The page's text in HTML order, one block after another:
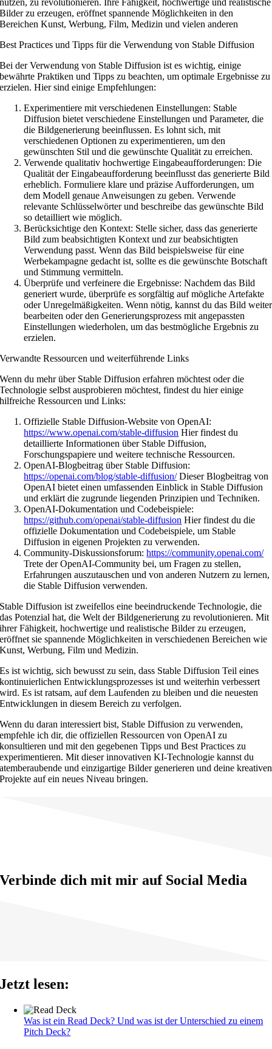
nutzen, zu revolutionieren. Ihre Fähigkeit, hochwertige und realistische
Bilder zu erzeugen, eröffnet spannende Möglichkeiten in den
Bereichen Kunst, Werbung, Film, Medizin und vielen anderen
Best Practices und Tipps für die Verwendung von Stable Diffusion
Bei der Verwendung von Stable Diffusion ist es wichtig, einige
bewährte Praktiken und Tipps zu beachten, um optimale Ergebnisse zu
erzielen. Hier sind einige Empfehlungen:
Experimentiere mit verschiedenen Einstellungen: Stable
Diffusion bietet verschiedene Einstellungen und Parameter, die
die Bildgenerierung beeinflussen. Es lohnt sich, mit
verschiedenen Optionen zu experimentieren, um den
gewünschten Stil und die gewünschte Qualität zu erreichen.
Verwende qualitativ hochwertige Eingabeaufforderungen: Die
Qualität der Eingabeaufforderung beeinflusst das generierte Bild
erheblich. Formuliere klare und präzise Aufforderungen, um
dem Modell genaue Anweisungen zu geben. Verwende
relevante Schlüsselwörter und beschreibe das gewünschte Bild
so detailliert wie möglich.
Berücksichtige den Kontext: Stelle sicher, dass das generierte
Bild zum beabsichtigten Kontext und zur beabsichtigten
Verwendung passt. Wenn das Bild beispielsweise für eine
Werbekampagne gedacht ist, sollte es die gewünschte Botschaft
und Stimmung vermitteln.
Überprüfe und verfeinere die Ergebnisse: Nachdem das Bild
generiert wurde, überprüfe es sorgfältig auf mögliche Artefakte
oder Unregelmäßigkeiten. Wenn nötig, kannst du das Bild weiter
bearbeiten oder den Generierungsprozess mit angepassten
Einstellungen wiederholen, um das bestmögliche Ergebnis zu
erzielen.
Verwandte Ressourcen und weiterführende Links
Wenn du mehr über Stable Diffusion erfahren möchtest oder die
Technologie selbst ausprobieren möchtest, findest du hier einige
hilfreiche Ressourcen und Links:
Offizielle Stable Diffusion-Website von OpenAI:
https://www.openai.com/stable-diffusion Hier findest du
detaillierte Informationen über Stable Diffusion,
Forschungspapiere und weitere technische Ressourcen.
OpenAI-Blogbeitrag über Stable Diffusion:
https://openai.com/blog/stable-diffusion/Dieser Blogbeitrag von
OpenAI bietet einen umfassenden Einblick in Stable Diffusion
und erklärt die zugrunde liegenden Prinzipien und Techniken.
OpenAI-Dokumentation und Codebeispiele:
https://github.com/openai/stable-diffusion Hier findest du die
offizielle Dokumentation und Codebeispiele, um Stable
Diffusion in eigenen Projekten zu verwenden.
Community-Diskussionsforum:https://community.openai.com/
Trete der OpenAI-Community bei, um Fragen zu stellen,
Erfahrungen auszutauschen und von anderen Nutzern zu lernen,
die Stable Diffusion verwenden.
Stable Diffusion ist zweifellos eine beeindruckende Technologie, die
das Potenzial hat, die Welt der Bildgenerierung zu revolutionieren. Mit
ihrer Fähigkeit, hochwertige und realistische Bilder zu erzeugen,
eröffnet sie spannende Möglichkeiten in verschiedenen Bereichen wie
Kunst, Werbung, Film und Medizin.
Es ist wichtig, sich bewusst zu sein, dass Stable Diffusion Teil eines
kontinuierlichen Entwicklungsprozesses ist und weiterhin verbessert
wird. Es ist ratsam, auf dem Laufenden zu bleiben und die neuesten
Entwicklungen in diesem Bereich zu verfolgen.
Wenn du daran interessiert bist, Stable Diffusion zu verwenden,
empfehle ich dir, die offiziellen Ressourcen von OpenAI zu
konsultieren und mit den gegebenen Tipps und Best Practices zu
experimentieren. Mit dieser innovativen KI-Technologie kannst du
atemberaubende und einzigartige Bilder generieren und deine kreativen
Projekte auf ein neues Niveau bringen.
Verbinde dich mit mir auf Social Media
Jetzt lesen:
Was ist ein Read Deck? Und was ist der Unterschied zu einem
Pitch Deck?